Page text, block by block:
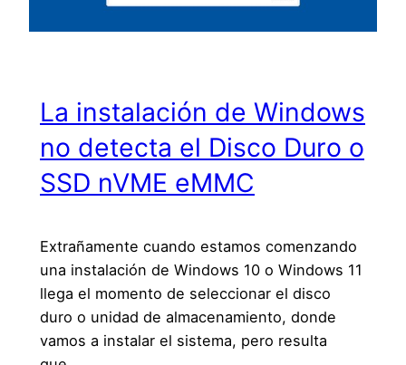
La instalación de Windows
no detecta el Disco Duro o
SSD nVME eMMC
Extrañamente cuando estamos comenzando
una instalación de Windows 10 o Windows 11
llega el momento de seleccionar el disco
duro o unidad de almacenamiento, donde
vamos a instalar el sistema, pero resulta